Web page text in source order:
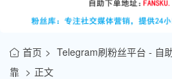
首页
Telegram刷粉丝平台 - 自
靠
正文